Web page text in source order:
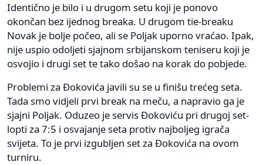
Identično je bilo i u drugom setu koji je ponovo
okončan bez ijednog breaka. U drugom tie-breaku
Novak je bolje počeo, ali se Poljak uporno vraćao. Ipak,
nije uspio odoljeti sjajnom srbijanskom teniseru koji je
osvojio i drugi set te tako došao na korak do pobjede.
Problemi za Đokovića javili su se u finišu trećeg seta.
Tada smo vidjeli prvi break na meču, a napravio ga je
sjajni Poljak. Oduzeo je servis Đokoviću pri drugoj set-
lopti za 7:5 i osvajanje seta protiv najboljeg igrača
svijeta. To je prvi izgubljen set za Đokovića na ovom
turniru.